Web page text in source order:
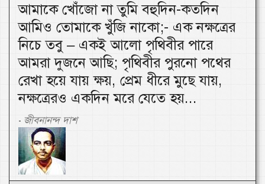
আমাকে খোঁজো না তুমি বহুদিন-কতদিন
আমিও তোমাকে খুঁজি নাকো;- এক নক্ষত্রের
নিচে তবু – একই আলো পৃথিবীর পারে
আমরা দুজনে আছি; পৃথিবীর পুরনো পথের
রেখা হয়ে যায় ক্ষয়, প্রেম ধীরে মুছে যায়,
নক্ষত্রেরও একদিন মরে যেতে হয়...
- জীবনানন্দ দাশ